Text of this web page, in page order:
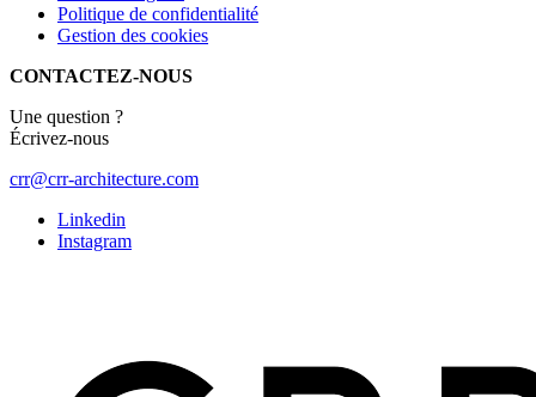
Politique de confidentialité
Gestion des cookies
CONTACTEZ-NOUS
Une question ?
Écrivez-nous
crr@crr-architecture.com
Linkedin
Instagram